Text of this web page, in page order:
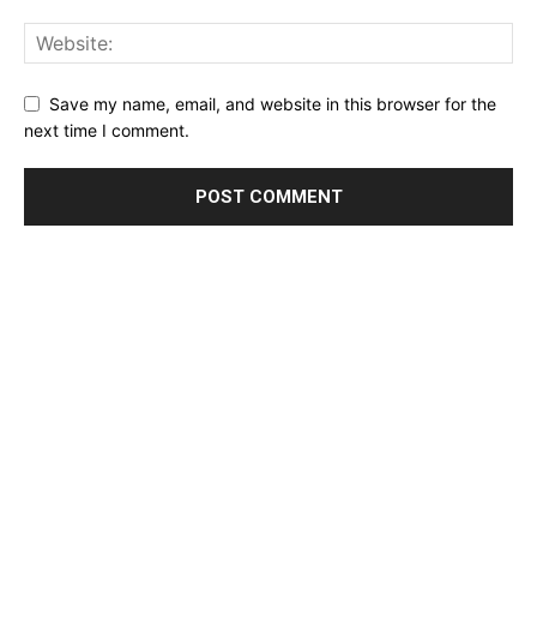
Save my name, email, and website in this browser for the
next time I comment.